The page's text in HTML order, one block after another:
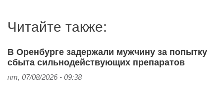
Читайте также:
В Оренбурге задержали мужчину за попытку
сбыта сильнодействующих препаратов
пт, 07/08/2026 - 09:38